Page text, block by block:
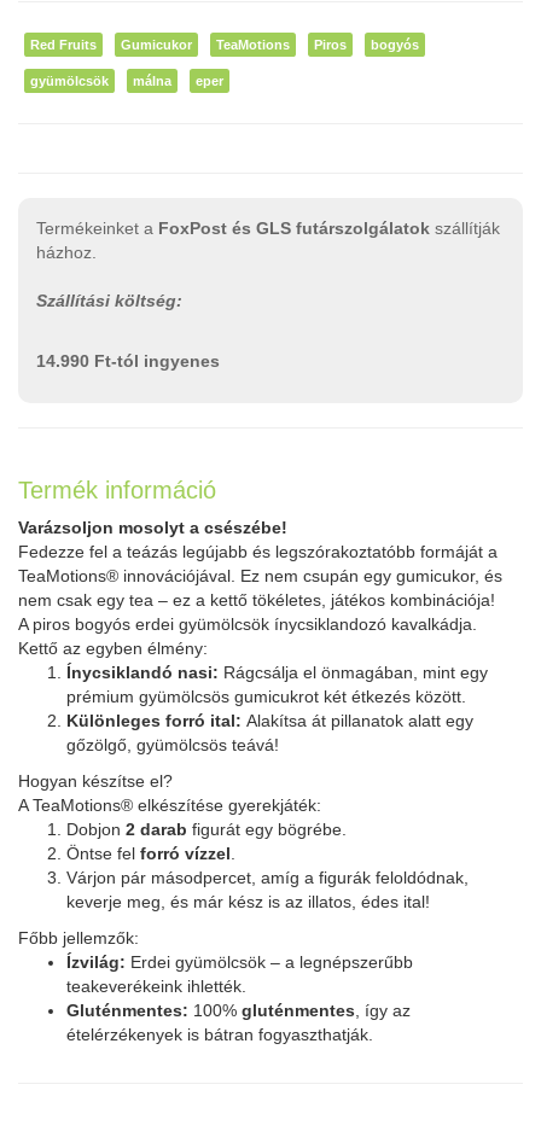
Red Fruits Gumicukor TeaMotions Piros bogyós
gyümölcsök málna eper
Termékeinket a FoxPost és GLS futárszolgálatok szállítják
házhoz.
Szállítási költség:
14.990 Ft-tól ingyenes
Termék információ
Varázsoljon mosolyt a csészébe!
Fedezze fel a teázás legújabb és legszórakoztatóbb formáját a
TeaMotions® innovációjával. Ez nem csupán egy gumicukor, és
nem csak egy tea – ez a kettő tökéletes, játékos kombinációja!
A piros bogyós erdei gyümölcsök ínycsiklandozó kavalkádja.
Kettő az egyben élmény:
Ínycsiklandó nasi: Rágcsálja el önmagában, mint egy
prémium gyümölcsös gumicukrot két étkezés között.
Különleges forró ital: Alakítsa át pillanatok alatt egy
gőzölgő, gyümölcsös teává!
Hogyan készítse el?
A TeaMotions® elkészítése gyerekjáték:
Dobjon 2 darab figurát egy bögrébe.
Öntse fel forró vízzel
Várjon pár másodpercet, amíg a figurák feloldódnak,
keverje meg, és már kész is az illatos, édes ital!
Főbb jellemzők:
Ízvilág: Erdei gyümölcsök – a legnépszerűbb
teakeverékeink ihlették.
Gluténmentes: 100% gluténmentes , így az
ételérzékenyek is bátran fogyaszthatják.